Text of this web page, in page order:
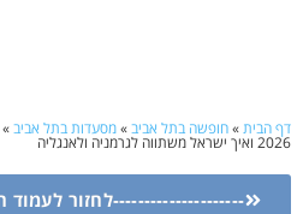
דף הבית»חופשה בתל אביב»מסעדות בתל אביב»
2026 ואיך ישראל משתווה לגרמניה ולאנגליה
---------------------לחזור לעמוד